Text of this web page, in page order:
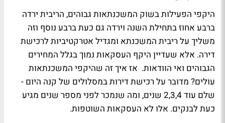
היקפי הפעילות בשוק המשכנתאות גבוהים, הריבית ירדה
ברבע אחוז בתחילת השנה וירדה גם כעת ברבע נוסף וזה
משליך על ריבית המשכנתא ומגדיל אטרקטיביות לרכישת
דירה. אלא שעדיין היקף העסקאות נמוך בגלל המחירים
הגבוהים ואי הוודאות. אז איך זה שהיקפי המשכנתאות
עולים? מדובר על רכישת דירות במסלולים של קנה היום -
שלם עוד 2,3,4 שנים, ומה שנמכר לפני מספר שנים מגיע
כעת לבנקים. אלו לא העסקאות השוטפות.